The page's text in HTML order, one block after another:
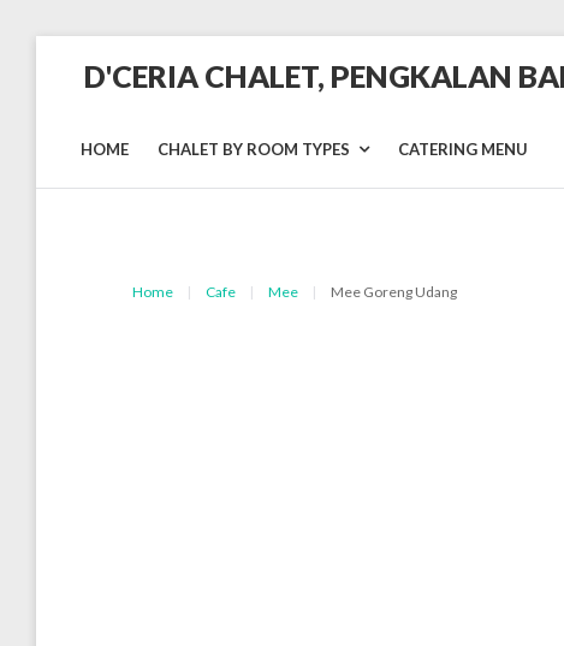
D'CERIA CHALET, PENGKALAN
19
HOME CHALET BY ROOM TYPES CATERING MENU
Home | Cafe | Mee | Mee Goreng Udang